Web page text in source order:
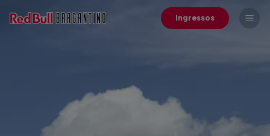
Ingressos